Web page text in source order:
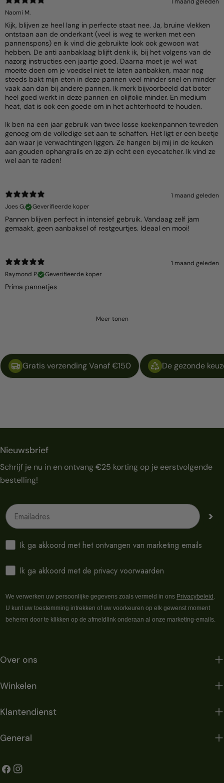
Naomi M.
Kijk, blijven ze heel lang in perfecte staat nee. Ja, bruine vlekken
ontstaan aan de onderkant (veel is weg te werken met een
pannenspons) en ik vind die gebruikte look ook gewoon wat
hebben. De anti aanbaklaag blijft denk ik, bij het volgens van de
nazorg instructies een jaartje goed. Daarna moet je wel wat
moeite doen om je voedsel niet te laten aanbakken, maar nog
steeds bakt mijn eten in deze pannen veel minder snel en minder
vaak aan dan bij andere pannen. Ik merk bijvoorbeeld dat boter
heel goed werkt in deze pannen en olijfolie minder. En medium
heat, dat is ook een goede om in het achterhoofd te houden.
Ik ben na een jaar gebruik van twee losse koekenpannen tevreden
genoeg om de volledige set aan te schaffen. Het ligt er een beetje
aan waar je verwachtingen liggen. Ze hangen bij mij in de keuken
aan gouden ophangrails en ze zijn echt een eyecatcher. Ik vind ze
wel aan te raden!
1 maand geleden
Joes G.
Geverifieerde koper
Pannen blijven perfect in intensief gebruik. Vandaag zelf jam
gemaakt, geen aanbaksel of restgeurtjes. Ideaal en mooi!
1 maand geleden
Raymond P.
Geverifieerde koper
Prima pannetjes
Meer tonen
Gratis verzending Vanaf €150 De gezonde
Over ons
Winkelen
Klantendienst
General
Nieuwsbrief
Schrijf je nu in en ontvang €25 korting op je eerstvolgende
bestelling!
Emailadres
>
Ik ga akkoord met het ontvangen van marketing emails
Ik ga akkoord met de privacy voorwaarden
We verwerken uw persoonlijke gegevens zoals vermeld in ons Privacybeleid .
U kunt uw toestemming intrekken of uw voorkeuren op elk gewenst moment
beheren door te klikken op de afmeldlink onderaan al onze marketing-emails.
Facebook
Instagram